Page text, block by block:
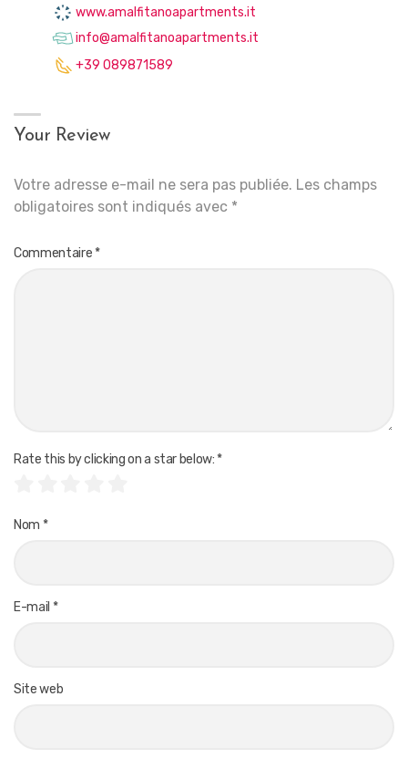
www.amalfitanoapartments.it
info@amalfitanoapartments.it
+39 089871589
Your Review
Votre adresse e-mail ne sera pas publiée. Les champs
obligatoires sont indiqués avec *
Commentaire *
Rate this by clicking on a star below: *
Nom *
E-mail *
Site web